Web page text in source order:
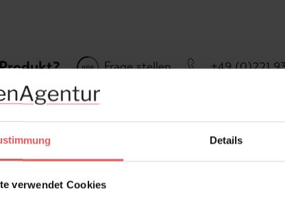
Details
verwendet Cookies
Frage stellen +49 (0)221